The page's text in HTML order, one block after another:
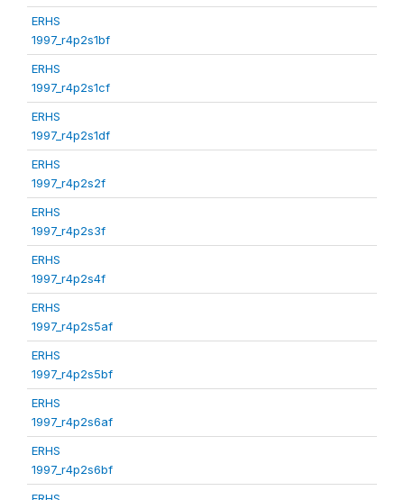
ERHS
1997_r4p2s1bf
ERHS
1997_r4p2s1cf
ERHS
1997_r4p2s1df
ERHS
1997_r4p2s2f
ERHS
1997_r4p2s3f
ERHS
1997_r4p2s4f
ERHS
1997_r4p2s5af
ERHS
1997_r4p2s5bf
ERHS
1997_r4p2s6af
ERHS
1997_r4p2s6bf